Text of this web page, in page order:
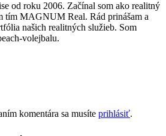
od roku 2006. Začínal som ako realitný
tím MAGNUM Real. Rád prinášam a
našich realitných služieb. Som
volejbalu.
komentára sa musíte prihlásiť.